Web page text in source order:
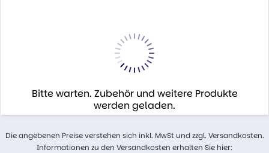
Bitte warten. Zubehör und weitere Produkte
werden geladen.
Die angebenen Preise verstehen sich inkl. MwSt und zzgl. Versandkosten.
Informationen zu den Versandkosten erhalten Sie hier: